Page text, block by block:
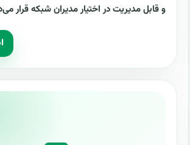
و قابل مدیریت در اختیار مدیران شبکه قرار